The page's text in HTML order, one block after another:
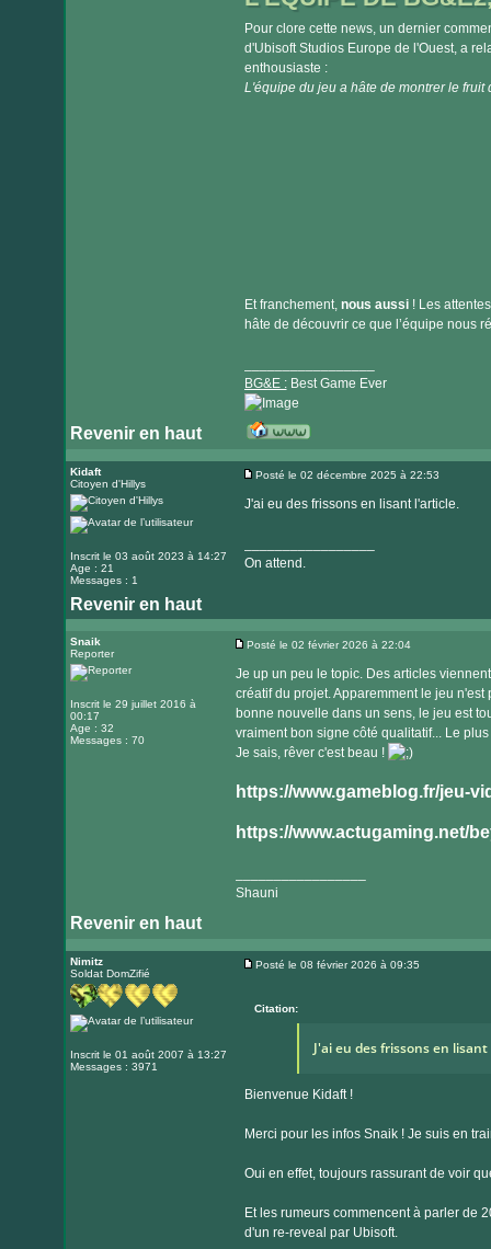
Pour clore cette news, un dernier
d'Ubisoft Studios Europe de l'Ouest, a
enthousiaste :
L'équipe du jeu a hâte de montrer le fruit
Et franchement, nous aussi! Les
hâte de découvrir ce que l’équipe nous
BG&E :Best Game Ever
Revenir en haut
le
internet
Kidaft
Citoyen d'Hillys
Inscrit le 03 août 2023 à 14:27
Age : 21
Messages : 1
Posté le 02 décembre 2025 à 22:53
J'ai eu des frissons en lisant l'article.
On attend.
Revenir en haut
Snaik
Reporter
Inscrit le 29 juillet 2016 à
00:17
Age : 32
Messages : 70
Posté le 02 février 2026 à 22:04
Je up un peu le topic. Des articles
créatif du projet. Apparemment le jeu
bonne nouvelle dans un sens, le jeu est
vraiment bon signe côté qualitatif... Le
Je sais, rêver c'est beau !
https://www.gameblog.fr/jeu-
https://www.actugaming.net/
Shauni
Revenir en haut
Nimitz
Soldat DomZifié
Inscrit le 01 août 2007 à 13:27
Messages : 3971
Posté le 08 février 2026 à 09:35
Citation:
J'ai eu des frissons en
Bienvenue Kidaft !
Merci pour les infos Snaik ! Je suis en
Oui en effet, toujours rassurant de voir
Et les rumeurs commencent à parler de
d'un re-reveal par Ubisoft.